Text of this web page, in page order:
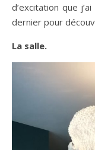
d’excitation que
dernier pour
La salle.